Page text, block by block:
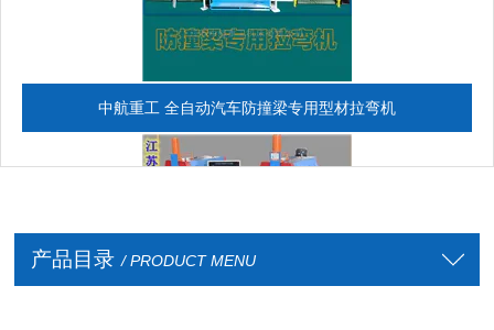
中航重工 全自动汽车防撞梁专用型材拉弯机
产品目录 / PRODUCT MENU